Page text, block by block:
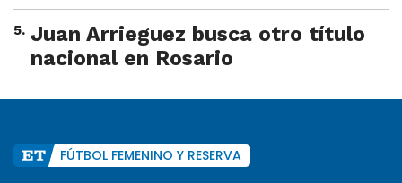
5. Juan Arrieguez busca otro título
nacional en Rosario
FÚTBOL FEMENINO Y RESERVA